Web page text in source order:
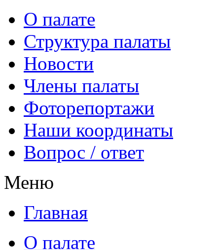
О палате
Структура палаты
Новости
Члены палаты
Фоторепортажи
Наши координаты
Вопрос / ответ
Меню
Главная
О палате